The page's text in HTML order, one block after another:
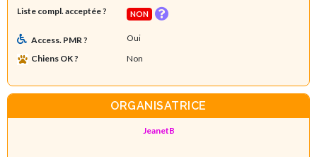
Liste compl. acceptée ?
NON
Access. PMR ?
Oui
Chiens OK ?
Non
ORGANISATRICE
JeanetB